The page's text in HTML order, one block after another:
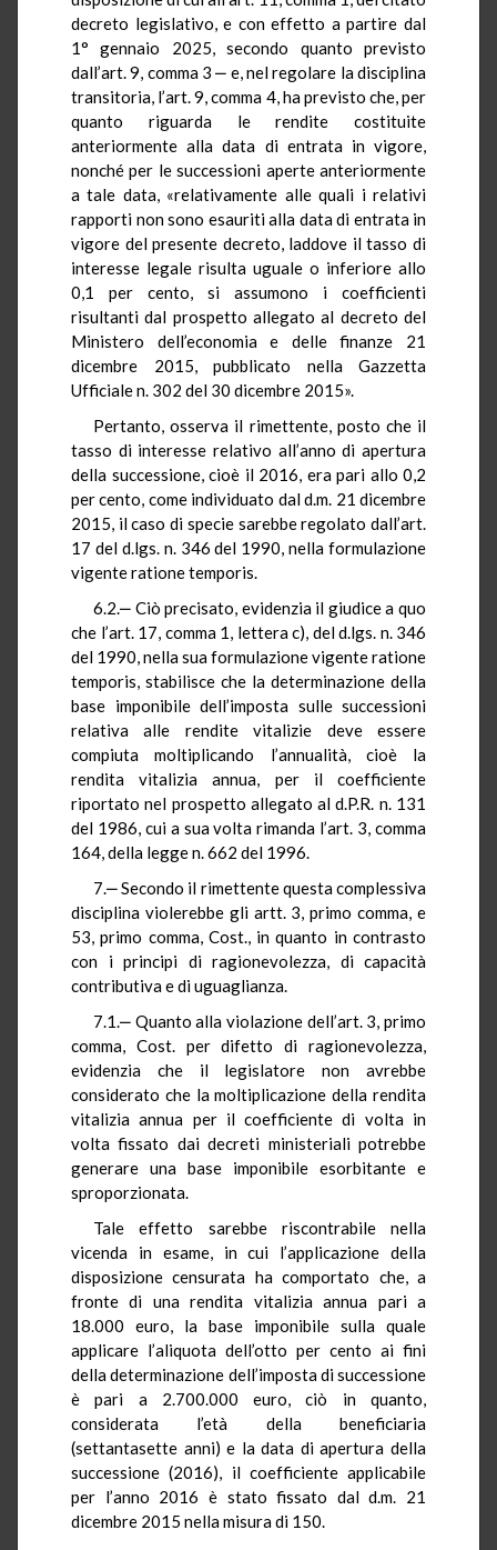
decreto legislativo, e con effetto a partire dal
1° gennaio 2025, secondo quanto previsto
dall’art. 9, comma 3 ‒ e, nel regolare la disciplina
transitoria, l’art. 9, comma 4, ha previsto che, per
quanto riguarda le rendite costituite
anteriormente alla data di entrata in vigore,
nonché per le successioni aperte anteriormente
a tale data, «relativamente alle quali i relativi
rapporti non sono esauriti alla data di entrata in
vigore del presente decreto, laddove il tasso di
interesse legale risulta uguale o inferiore allo
0,1 per cento, si assumono i coefficienti
risultanti dal prospetto allegato al decreto del
Ministero dell’economia e delle finanze 21
dicembre 2015, pubblicato nella Gazzetta
Ufficiale n. 302 del 30 dicembre 2015».
Pertanto, osserva il rimettente, posto che il
tasso di interesse relativo all’anno di apertura
della successione, cioè il 2016, era pari allo 0,2
per cento, come individuato dal d.m. 21 dicembre
2015, il caso di specie sarebbe regolato dall’art.
17 del d.lgs. n. 346 del 1990, nella formulazione
vigente ratione temporis.
6.2.‒ Ciò precisato, evidenzia il giudice a quo
che l’art. 17, comma 1, lettera c), del d.lgs. n. 346
del 1990, nella sua formulazione vigente ratione
temporis, stabilisce che la determinazione della
base imponibile dell’imposta sulle successioni
relativa alle rendite vitalizie deve essere
compiuta moltiplicando l’annualità, cioè la
rendita vitalizia annua, per il coefficiente
riportato nel prospetto allegato al d.P.R. n. 131
del 1986, cui a sua volta rimanda l’art. 3, comma
164, della legge n. 662 del 1996.
7.‒ Secondo il rimettente questa complessiva
disciplina violerebbe gli artt. 3, primo comma, e
53, primo comma, Cost., in quanto in contrasto
con i principi di ragionevolezza, di capacità
contributiva e di uguaglianza.
7.1.‒ Quanto alla violazione dell’art. 3, primo
comma, Cost. per difetto di ragionevolezza,
evidenzia che il legislatore non avrebbe
considerato che la moltiplicazione della rendita
vitalizia annua per il coefficiente di volta in
volta fissato dai decreti ministeriali potrebbe
generare una base imponibile esorbitante e
sproporzionata.
Tale effetto sarebbe riscontrabile nella
vicenda in esame, in cui l’applicazione della
disposizione censurata ha comportato che, a
fronte di una rendita vitalizia annua pari a
18.000 euro, la base imponibile sulla quale
applicare l’aliquota dell’otto per cento ai fini
della determinazione dell’imposta di successione
è pari a 2.700.000 euro, ciò in quanto,
considerata l’età della beneficiaria
(settantasette anni) e la data di apertura della
successione (2016), il coefficiente applicabile
per l’anno 2016 è stato fissato dal d.m. 21
dicembre 2015 nella misura di 150.